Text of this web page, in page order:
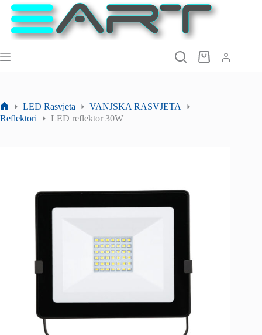
Preskoči
sadržaj
Košarica
Početna
LED Rasvjeta
VANJSKA RASVJETA
Reflektori
LED reflektor 30W